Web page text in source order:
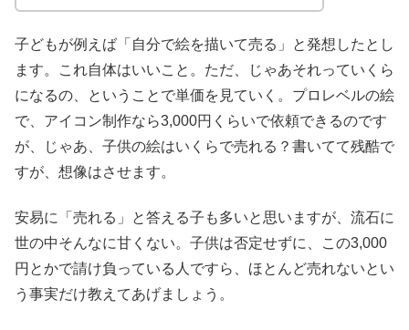
子どもが例えば「自分で絵を描いて売る」と発想したとし
ます。これ自体はいいこと。ただ、じゃあそれっていくら
になるの、ということで単価を見ていく。プロレベルの絵
で、アイコン制作なら3,000円くらいで依頼できるのです
が、じゃあ、子供の絵はいくらで売れる？書いてて残酷で
すが、想像はさせます。
安易に「売れる」と答える子も多いと思いますが、流石に
世の中そんなに甘くない。子供は否定せずに、この3,000
円とかで請け負っている人ですら、ほとんど売れないとい
う事実だけ教えてあげましょう。